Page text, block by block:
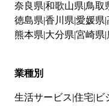
奈良県 和歌山県 鳥取
徳島県 香川県 愛媛県
熊本県 大分県 宮崎県
業種別
生活サービス 住宅 ビ